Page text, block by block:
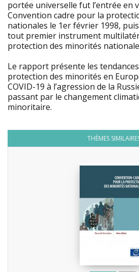
portée universelle fut l’entrée en
Convention cadre pour la
nationales le 1er février 1998,
tout premier instrument
protection des minorités
Le rapport présente les
protection des minorités en
COVID-19 à l’agression de la
passant par le changement
minoritaire.
THÈMES